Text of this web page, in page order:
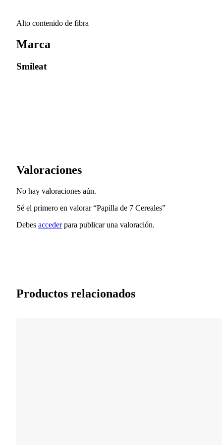
Alto contenido de fibra
Marca
Smileat
Valoraciones
No hay valoraciones aún.
Sé el primero en valorar “Papilla de 7 Cereales”
Debes accederpara publicar una valoración.
Productos relacionados